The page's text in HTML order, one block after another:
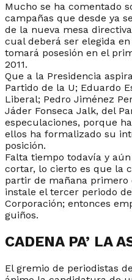
Mucho se ha comentado
campañas que desde ya
de la nueva mesa
cual deberá ser elegida
tomará posesión en el
2011.
Que a la Presidencia
Partido de la U; Eduardo
Liberal; Pedro Jiménez
Jáder Fonseca Jalk, del
especulaciones, porque
ellos ha formalizado su
posición.
Falta tiempo todavía y
cortar, lo cierto es que la
partir de mañana primero
instale el tercer periodo
Corporación; entonces
guiños.
CADENA PA’ LA
El gremio de periodistas